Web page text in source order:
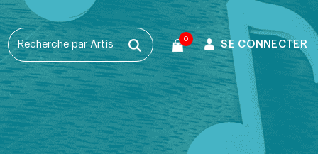
0 SE CONNECTER